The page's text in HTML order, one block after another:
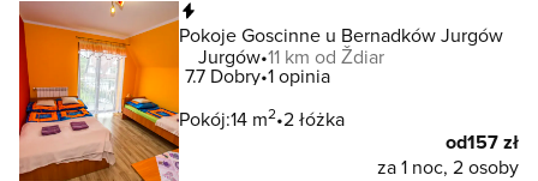
Pokoje Goscinne u Bernadków Jurgów
Jurgów 11 km od Ždiar
7.7 Dobry 1 opinia
Pokój:14 m2 2 łóżka
od157 zł
za 1 noc, 2 osoby